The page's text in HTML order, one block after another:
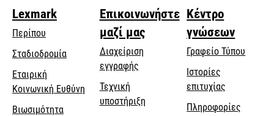
Lexmark
Περίπου
Σταδιοδρομία
Εταιρική
Κοινωνική Ευθύνη opens
Βιωσιμότητα
Επικοινωνήστε
μαζί μας
Διαχείριση
εγγραφής
Τεχνική
υποστήριξηopens
Κέντρο
γνώσεων
Γραφείο Τύπου
Ιστορίες
επιτυχίας
Πληροφορίες